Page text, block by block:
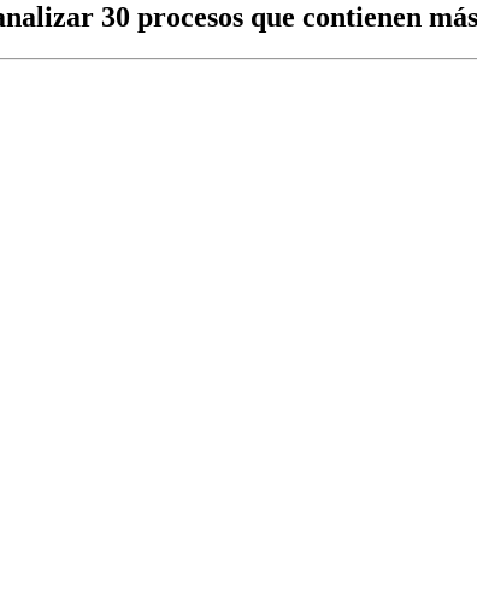
30 procesos que contienen